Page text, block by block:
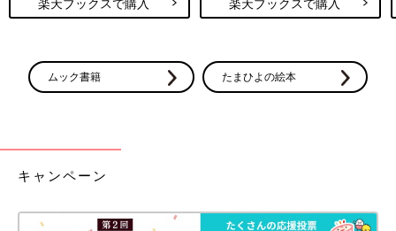
ムック書籍 たまひよの絵本
キャンペーン